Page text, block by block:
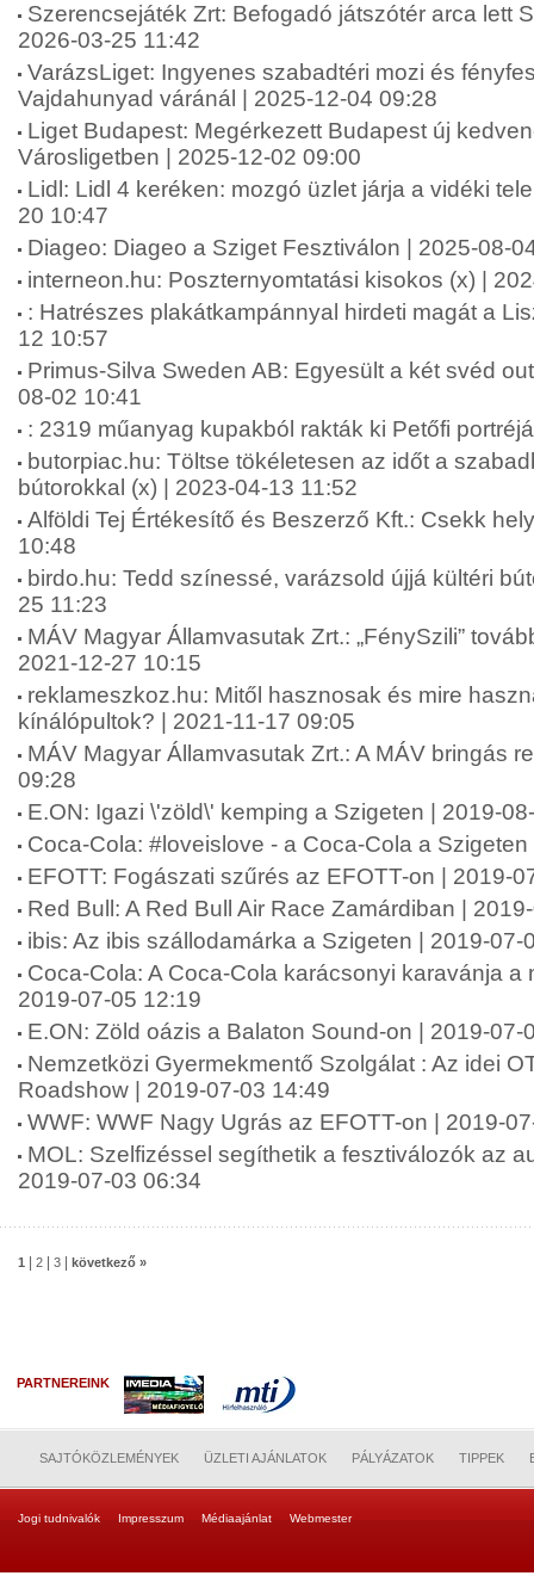
Szerencsejáték Zrt: Befogadó játszótér arca lett
2026-03-25 11:42
VarázsLiget: Ingyenes szabadtéri mozi és
Vajdahunyad váránál | 2025-12-04 09:28
Liget Budapest: Megérkezett Budapest új
Városligetben | 2025-12-02 09:00
Lidl: Lidl 4 keréken: mozgó üzlet járja a vidéki
20 10:47
Diageo: Diageo a Sziget Fesztiválon | 2025-08-
interneon.hu: Poszternyomtatási kisokos (x) |
: Hatrészes plakátkampánnyal hirdeti magát a
12 10:57
Primus-Silva Sweden AB: Egyesült a két svéd
08-02 10:41
: 2319 műanyag kupakból rakták ki Petőfi
butorpiac.hu: Töltse tökéletesen az időt a
bútorokkal (x) | 2023-04-13 11:52
Alföldi Tej Értékesítő és Beszerző Kft.: Csekk
10:48
birdo.hu: Tedd színessé, varázsold újjá kültéri
25 11:23
MÁV Magyar Államvasutak Zrt.: „FénySzili”
2021-12-27 10:15
reklameszkoz.hu: Mitől hasznosak és mire
kínálópultok? | 2021-11-17 09:05
MÁV Magyar Államvasutak Zrt.: A MÁV bringás
09:28
E.ON: Igazi \'zöld\' kemping a Szigeten | 2019-
Coca-Cola: #loveislove - a Coca-Cola a
EFOTT: Fogászati szűrés az EFOTT-on | 2019-
Red Bull: A Red Bull Air Race Zamárdiban |
ibis: Az ibis szállodamárka a Szigeten | 2019-07-
Coca-Cola: A Coca-Cola karácsonyi karavánja a
2019-07-05 12:19
E.ON: Zöld oázis a Balaton Sound-on | 2019-07-
Nemzetközi Gyermekmentő Szolgálat : Az idei
Roadshow | 2019-07-03 14:49
WWF: WWF Nagy Ugrás az EFOTT-on | 2019-
MOL: Szelfizéssel segíthetik a fesztiválozók az
2019-07-03 06:34
1 2 3 következő »
PARTNEREINK
SAJTÓKÖZLEMÉNYEK ÜZLETI AJÁNLATOK PÁLYÁZATOK TIPPEK
Jogi tudnivalók Impresszum Médiaajánlat Webmester